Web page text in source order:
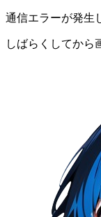
通信エラーが発生
しばらくしてから